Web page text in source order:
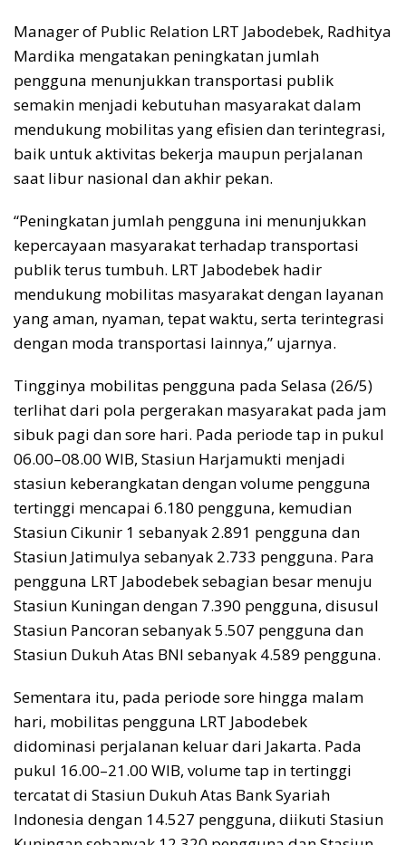
Manager of Public Relation LRT Jabodebek, Radhitya
Mardika mengatakan peningkatan jumlah
pengguna menunjukkan transportasi publik
semakin menjadi kebutuhan masyarakat dalam
mendukung mobilitas yang efisien dan terintegrasi,
baik untuk aktivitas bekerja maupun perjalanan
saat libur nasional dan akhir pekan.
“Peningkatan jumlah pengguna ini menunjukkan
kepercayaan masyarakat terhadap transportasi
publik terus tumbuh. LRT Jabodebek hadir
mendukung mobilitas masyarakat dengan layanan
yang aman, nyaman, tepat waktu, serta terintegrasi
dengan moda transportasi lainnya,” ujarnya.
Tingginya mobilitas pengguna pada Selasa (26/5)
terlihat dari pola pergerakan masyarakat pada jam
sibuk pagi dan sore hari. Pada periode tap in pukul
06.00–08.00 WIB, Stasiun Harjamukti menjadi
stasiun keberangkatan dengan volume pengguna
tertinggi mencapai 6.180 pengguna, kemudian
Stasiun Cikunir 1 sebanyak 2.891 pengguna dan
Stasiun Jatimulya sebanyak 2.733 pengguna. Para
pengguna LRT Jabodebek sebagian besar menuju
Stasiun Kuningan dengan 7.390 pengguna, disusul
Stasiun Pancoran sebanyak 5.507 pengguna dan
Stasiun Dukuh Atas BNI sebanyak 4.589 pengguna.
Sementara itu, pada periode sore hingga malam
hari, mobilitas pengguna LRT Jabodebek
didominasi perjalanan keluar dari Jakarta. Pada
pukul 16.00–21.00 WIB, volume tap in tertinggi
tercatat di Stasiun Dukuh Atas Bank Syariah
Indonesia dengan 14.527 pengguna, diikuti Stasiun